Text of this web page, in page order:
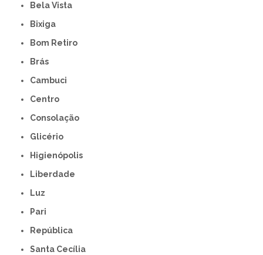
Bela Vista
Bixiga
Bom Retiro
Brás
Cambuci
Centro
Consolação
Glicério
Higienópolis
Liberdade
Luz
Pari
República
Santa Cecília